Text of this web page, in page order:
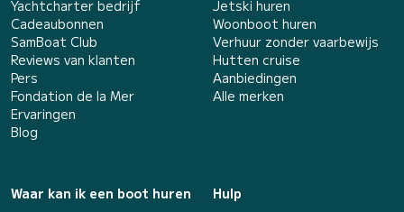
Yachtcharter bedrijf
Cadeaubonnen
SamBoat Club
Reviews van klanten
Pers
Fondation de la Mer
Ervaringen
Blog
Jetski huren
Woonboot huren
Verhuur zonder vaarbewijs
Hutten cruise
Aanbiedingen
Alle merken
Waar kan ik een boot huren
Hulp